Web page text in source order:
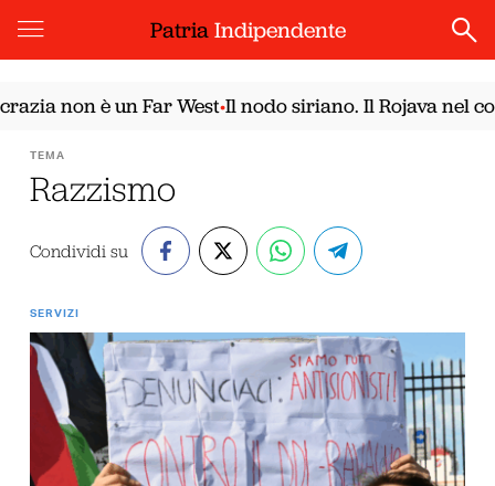
PatriaIndipendente
non è un Far West•Il nodo siriano. Il Rojava nel
TEMA
Razzismo
Condividi su
SERVIZI